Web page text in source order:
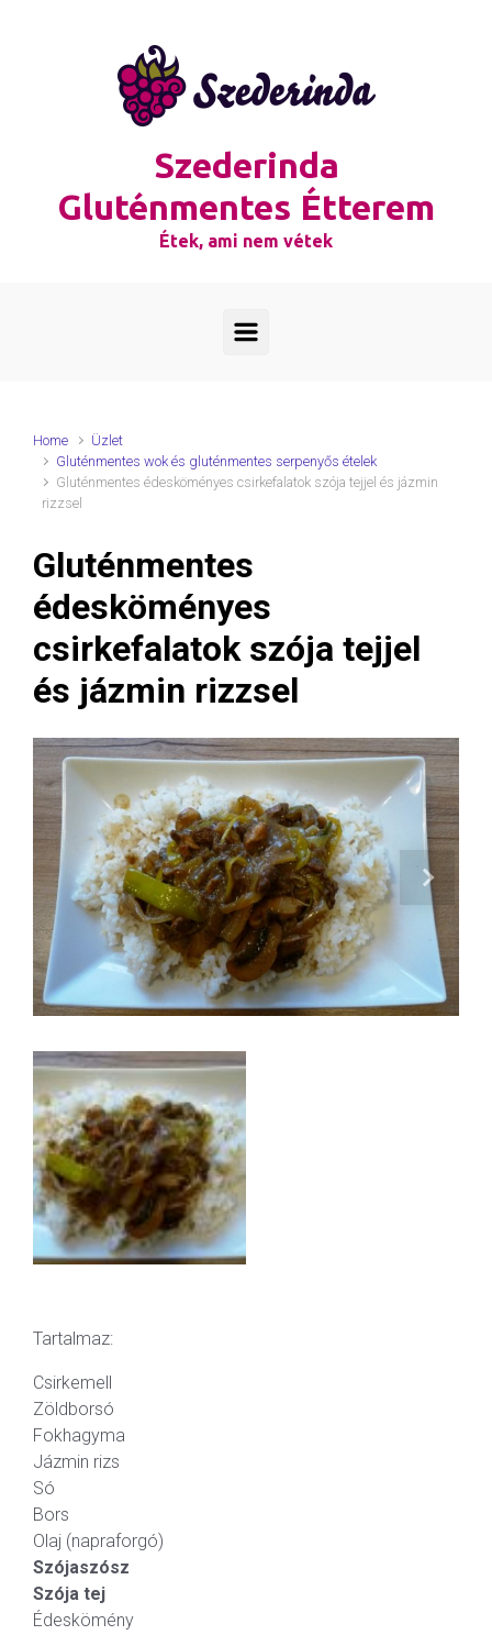
Szederinda
Gluténmentes Étterem
Étek, ami nem vétek
Home
Üzlet
Gluténmentes wok és gluténmentes serpenyős ételek
Gluténmentes édesköményes csirkefalatok szója tejjel és jázmin
rizzsel
Gluténmentes
édesköményes
csirkefalatok szója tejjel
és jázmin rizzsel
Next
Tartalmaz:
Csirkemell
Zöldborsó
Fokhagyma
Jázmin rizs
Só
Bors
Olaj (napraforgó)
Szójaszósz
Szója tej
Édeskömény